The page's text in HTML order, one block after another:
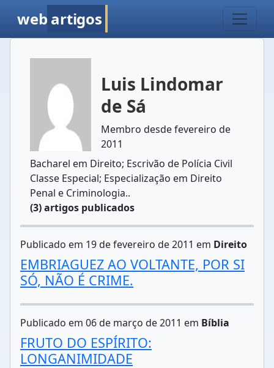
web artigos
Luis Lindomar
de Sá
Membro desde fevereiro de
2011
Bacharel em Direito; Escrivão de Polícia Civil
Classe Especial; Especialização em Direito
Penal e Criminologia..
(3) artigos publicados
Publicado em 19 de fevereiro de 2011 em Direito
EMBRIAGUEZ AO VOLTANTE, POR SI
SÓ, NÃO É CRIME.
Publicado em 06 de março de 2011 em Bíblia
FRUTO DO ESPÍRITO:
LONGANIMIDADE